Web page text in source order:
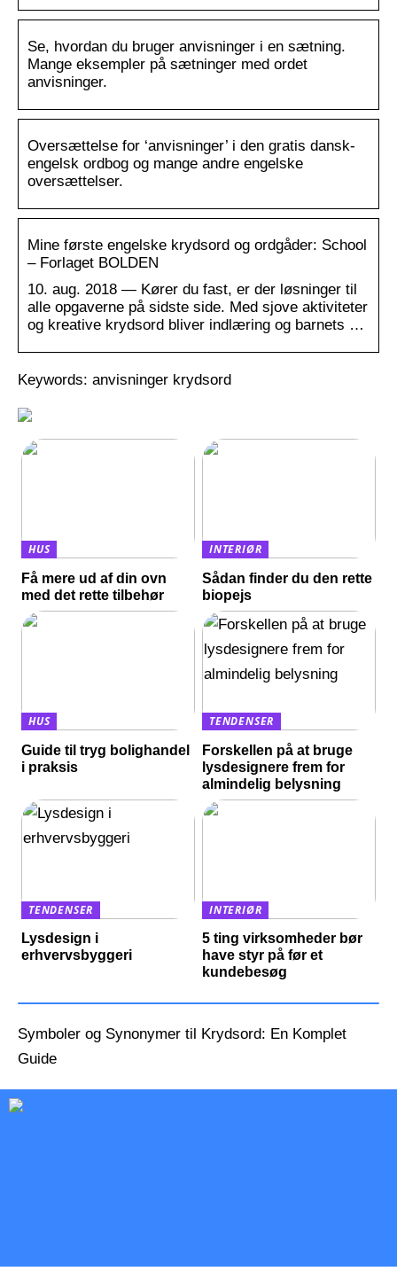
Se, hvordan du bruger anvisninger i en sætning.
Mange eksempler på sætninger med ordet
anvisninger.
Oversættelse for ‘anvisninger’ i den gratis dansk-
engelsk ordbog og mange andre engelske
oversættelser.
Mine første engelske krydsord og ordgåder: School
– Forlaget BOLDEN
10. aug. 2018 — Kører du fast, er der løsninger til
alle opgaverne på sidste side. Med sjove aktiviteter
og kreative krydsord bliver indlæring og barnets …
Keywords: anvisninger krydsord
HUS
Få mere ud af din ovn
med det rette tilbehør
INTERIØR
Sådan finder du den rette
biopejs
HUS
Guide til tryg bolighandel
i praksis
TENDENSER
Forskellen på at bruge
lysdesignere frem for
almindelig belysning
TENDENSER
Lysdesign i
erhvervsbyggeri
INTERIØR
5 ting virksomheder bør
have styr på før et
kundebesøg
Symboler og Synonymer til Krydsord: En Komplet
Guide